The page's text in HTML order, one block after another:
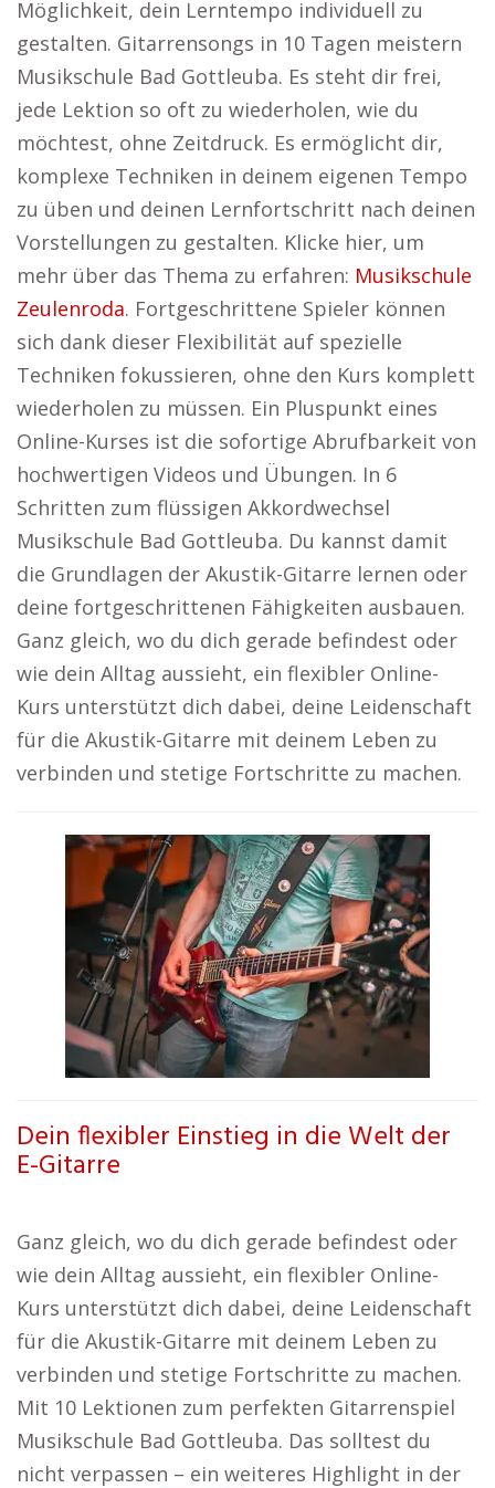
Möglichkeit, dein Lerntempo individuell zu
gestalten. Gitarrensongs in 10 Tagen meistern
Musikschule Bad Gottleuba. Es steht dir frei,
jede Lektion so oft zu wiederholen, wie du
möchtest, ohne Zeitdruck. Es ermöglicht dir,
komplexe Techniken in deinem eigenen Tempo
zu üben und deinen Lernfortschritt nach deinen
Vorstellungen zu gestalten. Klicke hier, um
mehr über das Thema zu erfahren: Musikschule
Zeulenroda. Fortgeschrittene Spieler können
sich dank dieser Flexibilität auf spezielle
Techniken fokussieren, ohne den Kurs komplett
wiederholen zu müssen. Ein Pluspunkt eines
Online-Kurses ist die sofortige Abrufbarkeit von
hochwertigen Videos und Übungen. In 6
Schritten zum flüssigen Akkordwechsel
Musikschule Bad Gottleuba. Du kannst damit
die Grundlagen der Akustik-Gitarre lernen oder
deine fortgeschrittenen Fähigkeiten ausbauen.
Ganz gleich, wo du dich gerade befindest oder
wie dein Alltag aussieht, ein flexibler Online-
Kurs unterstützt dich dabei, deine Leidenschaft
für die Akustik-Gitarre mit deinem Leben zu
verbinden und stetige Fortschritte zu machen.
Dein flexibler Einstieg in die Welt der
E-Gitarre
Ganz gleich, wo du dich gerade befindest oder
wie dein Alltag aussieht, ein flexibler Online-
Kurs unterstützt dich dabei, deine Leidenschaft
für die Akustik-Gitarre mit deinem Leben zu
verbinden und stetige Fortschritte zu machen.
Mit 10 Lektionen zum perfekten Gitarrenspiel
Musikschule Bad Gottleuba. Das solltest du
nicht verpassen – ein weiteres Highlight in der